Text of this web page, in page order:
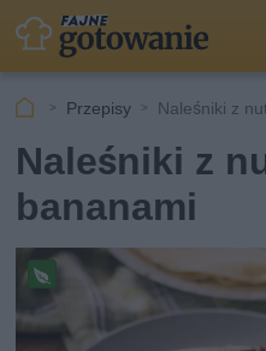
Przepisy Naleśniki z
Naleśniki z
bananami